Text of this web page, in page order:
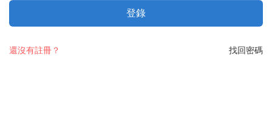
登錄
找回密碼
還沒有註冊？